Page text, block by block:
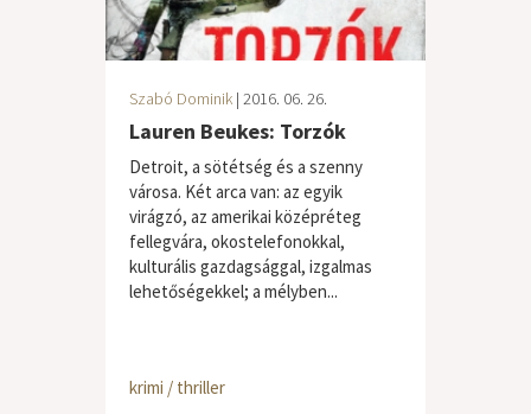
Szabó Dominik | 2016. 06. 26.
Lauren Beukes: Torzók
Detroit, a sötétség és a szenny
városa. Két arca van: az egyik
virágzó, az amerikai középréteg
fellegvára, okostelefonokkal,
kulturális gazdagsággal, izgalmas
lehetőségekkel; a mélyben...
krimi / thriller